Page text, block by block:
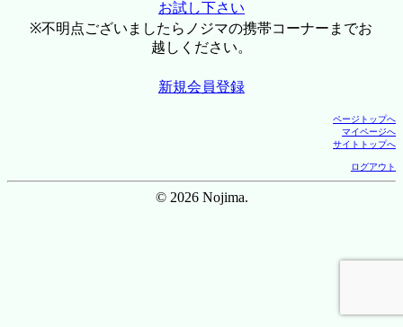
お試し下さい
※不明点ございましたらノジマの携帯コーナーまでお
越しください。
新規会員登録
ページトップへ
マイページへ
サイトトップへ
ログアウト
© 2026 Nojima.